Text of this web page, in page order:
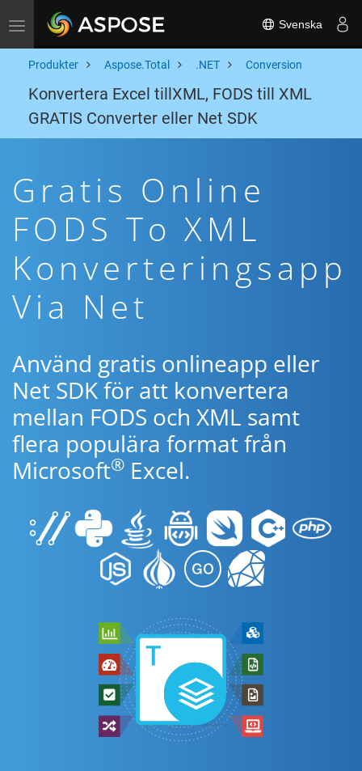
Toggle navigation Svenska
Produkter Aspose.Total .NET Conversion
Konvertera Excel tillXML, FODS till XML
GRATIS Converter eller Net SDK
Gratis Online
FODS To XML
Konverteringsapp
Via Net
Använd gratis onlineapp eller
Net SDK för att konvertera
mellan FODS och XML samt
flera populära format från
Microsoft® Excel.